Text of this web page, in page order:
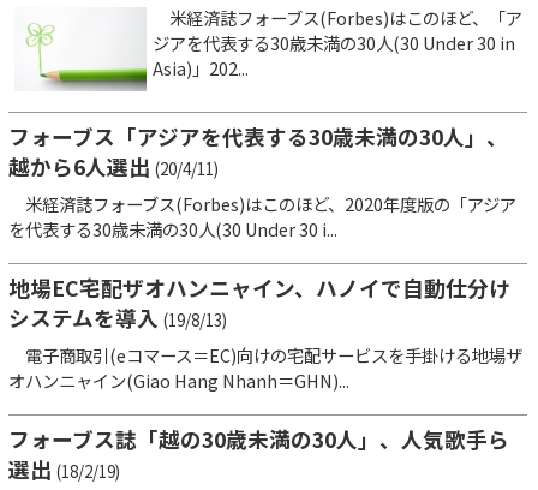
米経済誌フォーブス(Forbes)はこのほど、「ア
ジアを代表する30歳未満の30人(30 Under 30 in
Asia)」202...
フォーブス「アジアを代表する30歳未満の30人」、
越から6人選出 (20/4/11)
米経済誌フォーブス(Forbes)はこのほど、2020年度版の「アジア
を代表する30歳未満の30人(30 Under 30 i...
地場EC宅配ザオハンニャイン、ハノイで自動仕分け
システムを導入 (19/8/13)
電子商取引(eコマース＝EC)向けの宅配サービスを手掛ける地場ザ
オハンニャイン(Giao Hang Nhanh＝GHN)...
フォーブス誌「越の30歳未満の30人」、人気歌手ら
選出 (18/2/19)